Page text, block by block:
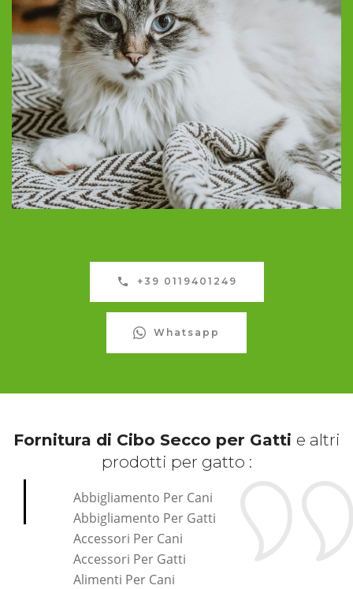
+39 0119401249
Whatsapp
Fornitura di Cibo Secco per Gatti e altri
prodotti per gatto :
Abbigliamento Per Cani
Abbigliamento Per Gatti
Accessori Per Cani
Accessori Per Gatti
Alimenti Per Cani